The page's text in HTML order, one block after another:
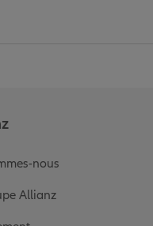
nous
Allianz